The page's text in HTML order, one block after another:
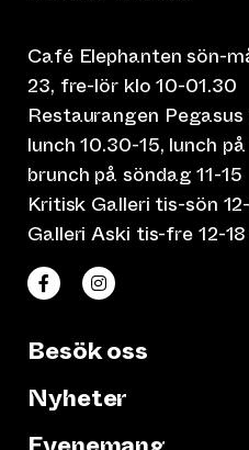
Café Elephanten sön-
23, fre-lör klo 10-01.30
Restaurangen
lunch 10.30-15, lunch
brunch på söndag 11-15
Kritisk Galleri tis-sön
Galleri Aski tis-fre 12-
Taiteen talo Facebookissa
(leder till annan webbtjänst)
Taiteen talo
(leder till annan
Besök oss
Nyheter